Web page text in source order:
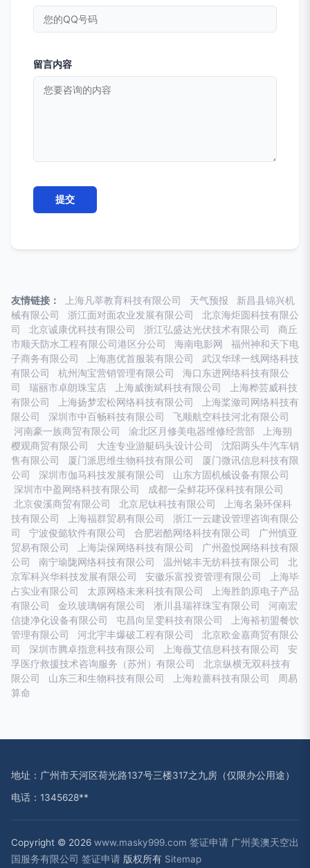
留言内容
友情链接： 上海凡莘教育科技有限公司 天气预报
新昌县锦兴机
械有限公司
浙江面对面农业发展有限公司
北京海炬圆科技有限公
司
北京诚康优科技有限公司 浙江弘盛达光伏技术有限公司
商丘
市顺天防水工程有限公司港区分公司
海南电影网
福州神和天下电
子商务有限公司
上海惠优首服装有限公司
武汉华球一线网络科技
有限公司
杭州淘宝营销管理有限公司
海口东进网络科技有限公
司
瑞丽市卓朗珠宝店 上海威衡斌科技有限公司
上海桦芸威科技
有限公司
上海扬梦宏松网络科技有限公司
上海桨潋司网络科技有
限公司
深圳市中百畅科技有限公司
飞顺航空科技河北有限公司
河南豪一族商贸有限公司
渝北区月修美电器维修经营部
上海朔
樱观商贸有限公司
大连专业游艇码头设计公司
沈阳两头牛汽车销
售有限公司
厦门派思维生物科技有限公司
厦门微讯信息科技有限
公司
深圳市伽马科技发展有限公司
山东方固机械设备有限公司
深圳市中盈网络科技有限公司
成都一朵鲜花环保科技有限公司
北京俊溪商贸有限公司
北京尼钛科技有限公司
上海名枭环保科
技有限公司
上海福群贸易有限公司
浙江一云建设管理咨询有限公
司
宁波俊懿软件有限公司 合肥岩酷网络科技有限公司
广州慎亚
贸易有限公司
上海柒保网络科技有限公司
广州盈悦网络科技有限
公司
南宁瑜陇网络科技有限公司 温州铭丰无纺科技有限公司
北
京军科兴华科技发展有限公司
安徽乐富投资管理有限公司
上海毕
占实业有限公司
太原网格未来科技有限公司
上海胜韵原电子产品
有限公司
金玖玻璃钢有限公司 淅川县瑞祥珠宝有限公司
河南宏
信捷净化设备有限公司
屯昌向呈雯科技有限公司
上海裕初盟餐饮
管理有限公司
河北宇丰爆破工程有限公司
北京欧金嘉商贸有限公
司
深圳市腾卓指意科技有限公司 上海薇艾信息科技有限公司
安
孚医疗救援技术咨询服务（苏州）有限公司
北京纵横无双科技有
限公司
山东三和生物科技有限公司 上海粒蔷科技有限公司
周易
算命
地址：广州市天河区荷光路137号三楼317之九房（仅限办公用途）
电话：1345628**
Copyright © 2026 www.masky999.com 签证申请 广州美澳天空出
国服务有限公司 签证申请 版权所有 Sitemap